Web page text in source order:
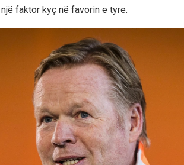
faktor kyç në favorin e tyre.